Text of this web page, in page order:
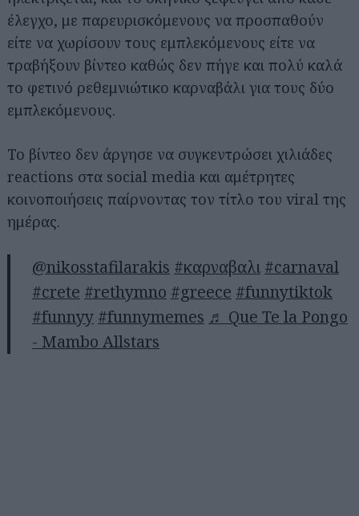
έλεγχο, με παρευρισκόμενους να προσπαθούν
είτε να χωρίσουν τους εμπλεκόμενους είτε να
τραβήξουν βίντεο καθώς δεν πήγε και πολύ καλά
το φετινό ρεθεμνιώτικο καρναβάλι για τους δύο
εμπλεκόμενους.
Το βίντεο δεν άργησε να συγκεντρώσει χιλιάδες
reactions στα social media και αμέτρητες
κοινοποιήσεις παίρνοντας τον τίτλο του viral της
ημέρας.
@nikosstafilarakis #καρναβαλι #carnaval
#crete #rethymno #greece #funnytiktok
#funnyy #funnymemes ♬ Que Te la Pongo
- Mambo Allstars